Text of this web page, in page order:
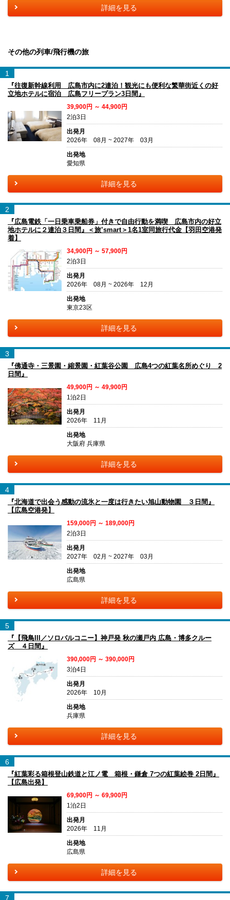
詳細を見る
その他の列車/飛行機の旅
1
『往復新幹線利用 広島市内に2連泊！観光にも便利な繁華街近くの好
立地ホテルに宿泊 広島フリープラン3日間』
39,900円 ～ 44,900円
2泊3日
出発月
2026年 08月 ~ 2027年 03月
出発地
愛知県
詳細を見る
2
『広島電鉄「一日乗車乗船券」付きで自由行動を満喫 広島市内の好立
地ホテルに２連泊３日間』＜旅’smart＞1名1室同旅行代金【羽田空港発
着】
34,900円 ～ 57,900円
2泊3日
出発月
2026年 08月 ~ 2026年 12月
出発地
東京23区
詳細を見る
3
『佛通寺・三景園・縮景園・紅葉谷公園 広島4つの紅葉名所めぐり 2
日間』
49,900円 ～ 49,900円
1泊2日
出発月
2026年 11月
出発地
大阪府 兵庫県
詳細を見る
4
『北海道で出会う感動の流氷と一度は行きたい旭山動物園 ３日間』
【広島空港発】
159,000円 ～ 189,000円
2泊3日
出発月
2027年 02月 ~ 2027年 03月
出発地
広島県
詳細を見る
5
『【飛鳥III／ソロバルコニー】神戸発 秋の瀬戸内 広島・博多クルー
ズ ４日間』
390,000円 ～ 390,000円
3泊4日
出発月
2026年 10月
出発地
兵庫県
詳細を見る
6
『紅葉彩る箱根登山鉄道と江ノ電 箱根・鎌倉 7つの紅葉絵巻 2日間』
【広島出発】
69,900円 ～ 69,900円
1泊2日
出発月
2026年 11月
出発地
広島県
詳細を見る
7